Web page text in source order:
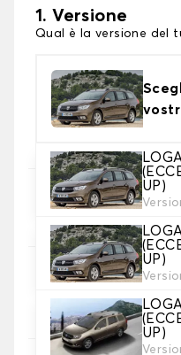
1. Versione
Qual è la versione del
UP)
UP)
UP)
2. Set di
3. Materiale
Scegliete il materiale